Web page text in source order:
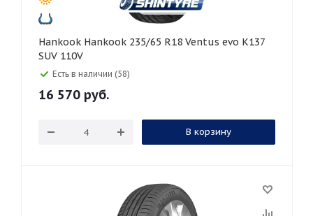
Hankook Hankook 235/65 R18 Ventus evo K137
SUV 110V
Есть в наличии (58)
16 570 руб.
В корзину